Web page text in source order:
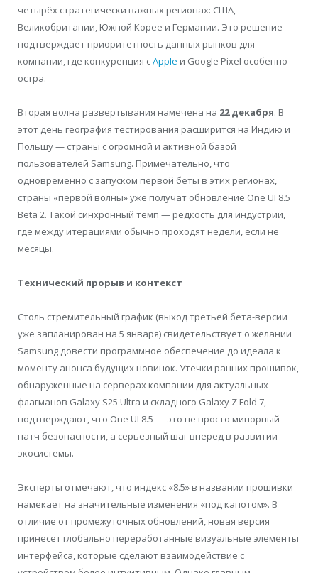
четырёх стратегически важных регионах: США,
Великобритании, Южной Корее и Германии. Это решение
подтверждает приоритетность данных рынков для
компании, где конкуренция сApple и Google Pixel особенно
остра.
Вторая волна развертывания намечена на 22 декабря. В
этот день география тестирования расширится на Индию и
Польшу — страны с огромной и активной базой
пользователей Samsung. Примечательно, что
одновременно с запуском первой беты в этих регионах,
страны «первой волны» уже получат обновление One UI 8.5
Beta 2. Такой синхронный темп — редкость для индустрии,
где между итерациями обычно проходят недели, если не
месяцы.
Технический прорыв и контекст
Столь стремительный график (выход третьей бета-версии
уже запланирован на 5 января) свидетельствует о желании
Samsung довести программное обеспечение до идеала к
моменту анонса будущих новинок. Утечки ранних прошивок,
обнаруженные на серверах компании для актуальных
флагманов Galaxy S25 Ultra и складного Galaxy Z Fold 7,
подтверждают, что One UI 8.5 — это не просто минорный
патч безопасности, а серьезный шаг вперед в развитии
экосистемы.
Эксперты отмечают, что индекс «8.5» в названии прошивки
намекает на значительные изменения «под капотом». В
отличие от промежуточных обновлений, новая версия
принесет глобально переработанные визуальные элементы
интерфейса, которые сделают взаимодействие с